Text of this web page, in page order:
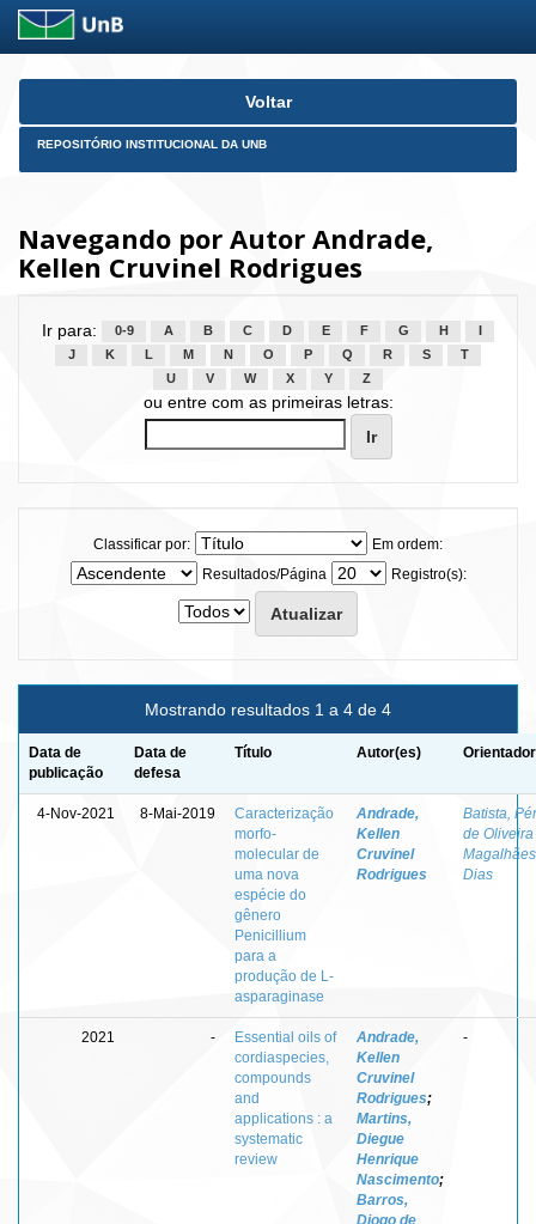
Skip
Voltar
REPOSITÓRIO INSTITUCIONAL DA UNB
Navegando por Autor Andrade,
Kellen Cruvinel Rodrigues
Ir para: 0-9 A B C D E F G H
J
K L M N O P Q R S
T
U
V W X Y Z
ou entre com as primeiras letras:
Classificar por:
Em ordem:
Resultados/Página
Registro(s):
Mostrando resultados 1 a 4 de 4
Data de
publicação
Data de
defesa
Título Autor(es)
4-Nov-2021 8-Mai-2019
Caracterização
morfo-
molecular de
uma nova
espécie do
gênero
Penicillium
para a
produção de L-
asparaginase
Andrade,
Kellen
Cruvinel
Rodrigues
Batista,
de Oliveira
Magalhães
Dias
2021 -
Essential oils of
cordiaspecies,
compounds
and
applications : a
systematic
review
Andrade,
Kellen
Cruvinel
Rodrigues;
Martins,
Diegue
Henrique
Nascimento;
Barros,
Diogo de
-